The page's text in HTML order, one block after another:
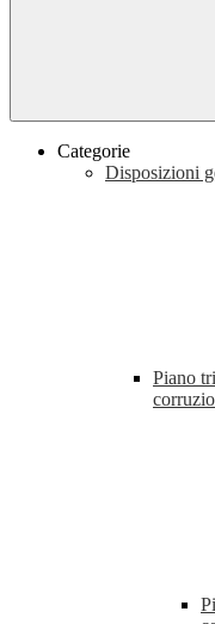
Categorie
Disposizioni
Piano